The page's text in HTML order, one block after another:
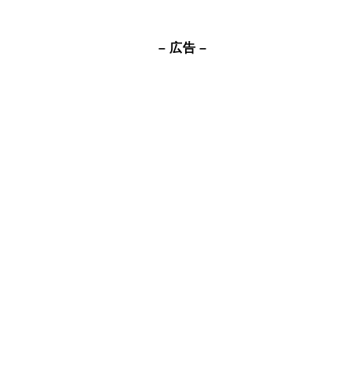
– 広告 –